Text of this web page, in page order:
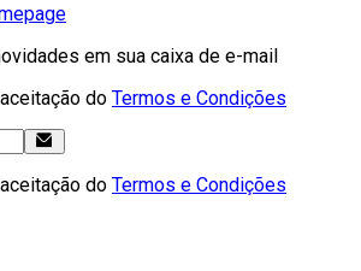
em sua caixa de e-mail
do Termos e Condições
do Termos e Condições